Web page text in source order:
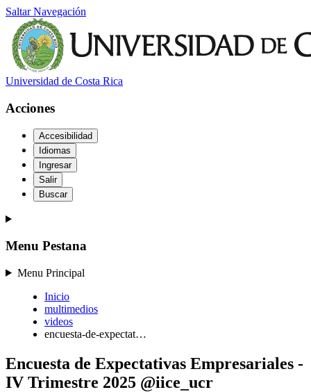
Saltar Navegación
Universidad de Costa Rica
Acciones
Accesibilidad
Idiomas
Ingresar
Salir
Buscar
Menu Pestana
Menu Principal
Inicio
multimedios
videos
encuesta-de-expectat…
Encuesta de Expectativas Empresariales -
IV Trimestre 2025 @iice_ucr